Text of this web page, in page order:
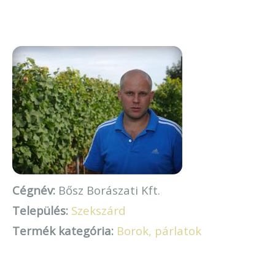
Cégnév: Bősz Borászati Kft.
Település: Szekszárd
Termék kategória: Borok, párlatok